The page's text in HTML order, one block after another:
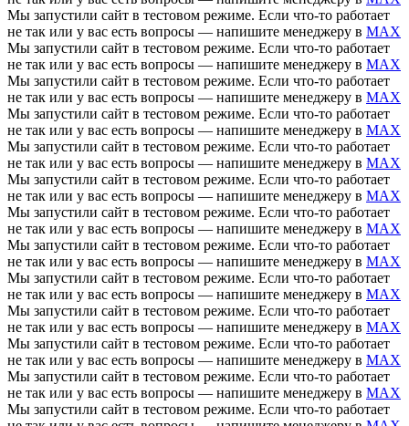
Мы запустили сайт в тестовом режиме. Если что-то работает
не так или у вас есть вопросы — напишите менеджеру в MAX
Мы запустили сайт в тестовом режиме. Если что-то работает
не так или у вас есть вопросы — напишите менеджеру в MAX
Мы запустили сайт в тестовом режиме. Если что-то работает
не так или у вас есть вопросы — напишите менеджеру в MAX
Мы запустили сайт в тестовом режиме. Если что-то работает
не так или у вас есть вопросы — напишите менеджеру в MAX
Мы запустили сайт в тестовом режиме. Если что-то работает
не так или у вас есть вопросы — напишите менеджеру в MAX
Мы запустили сайт в тестовом режиме. Если что-то работает
не так или у вас есть вопросы — напишите менеджеру в MAX
Мы запустили сайт в тестовом режиме. Если что-то работает
не так или у вас есть вопросы — напишите менеджеру в MAX
Мы запустили сайт в тестовом режиме. Если что-то работает
не так или у вас есть вопросы — напишите менеджеру в MAX
Мы запустили сайт в тестовом режиме. Если что-то работает
не так или у вас есть вопросы — напишите менеджеру в MAX
Мы запустили сайт в тестовом режиме. Если что-то работает
не так или у вас есть вопросы — напишите менеджеру в MAX
Мы запустили сайт в тестовом режиме. Если что-то работает
не так или у вас есть вопросы — напишите менеджеру в MAX
Мы запустили сайт в тестовом режиме. Если что-то работает
не так или у вас есть вопросы — напишите менеджеру в MAX
Мы запустили сайт в тестовом режиме. Если что-то работает